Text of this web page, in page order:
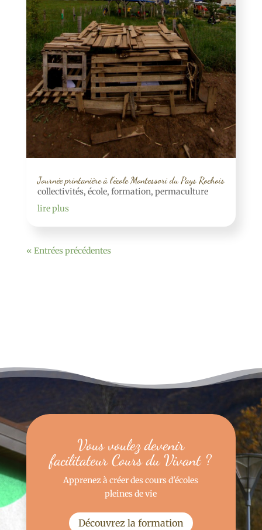
Journée printanière à l’école Montessori du Pays Rochois
collectivités, école, formation, permaculture
lire plus
« Entrées précédentes
Vous voulez devenir
facilitateur Cours du Vivant ?
Apprenez à créer des cours d'écoles
pleines de vie
Découvrez la formation